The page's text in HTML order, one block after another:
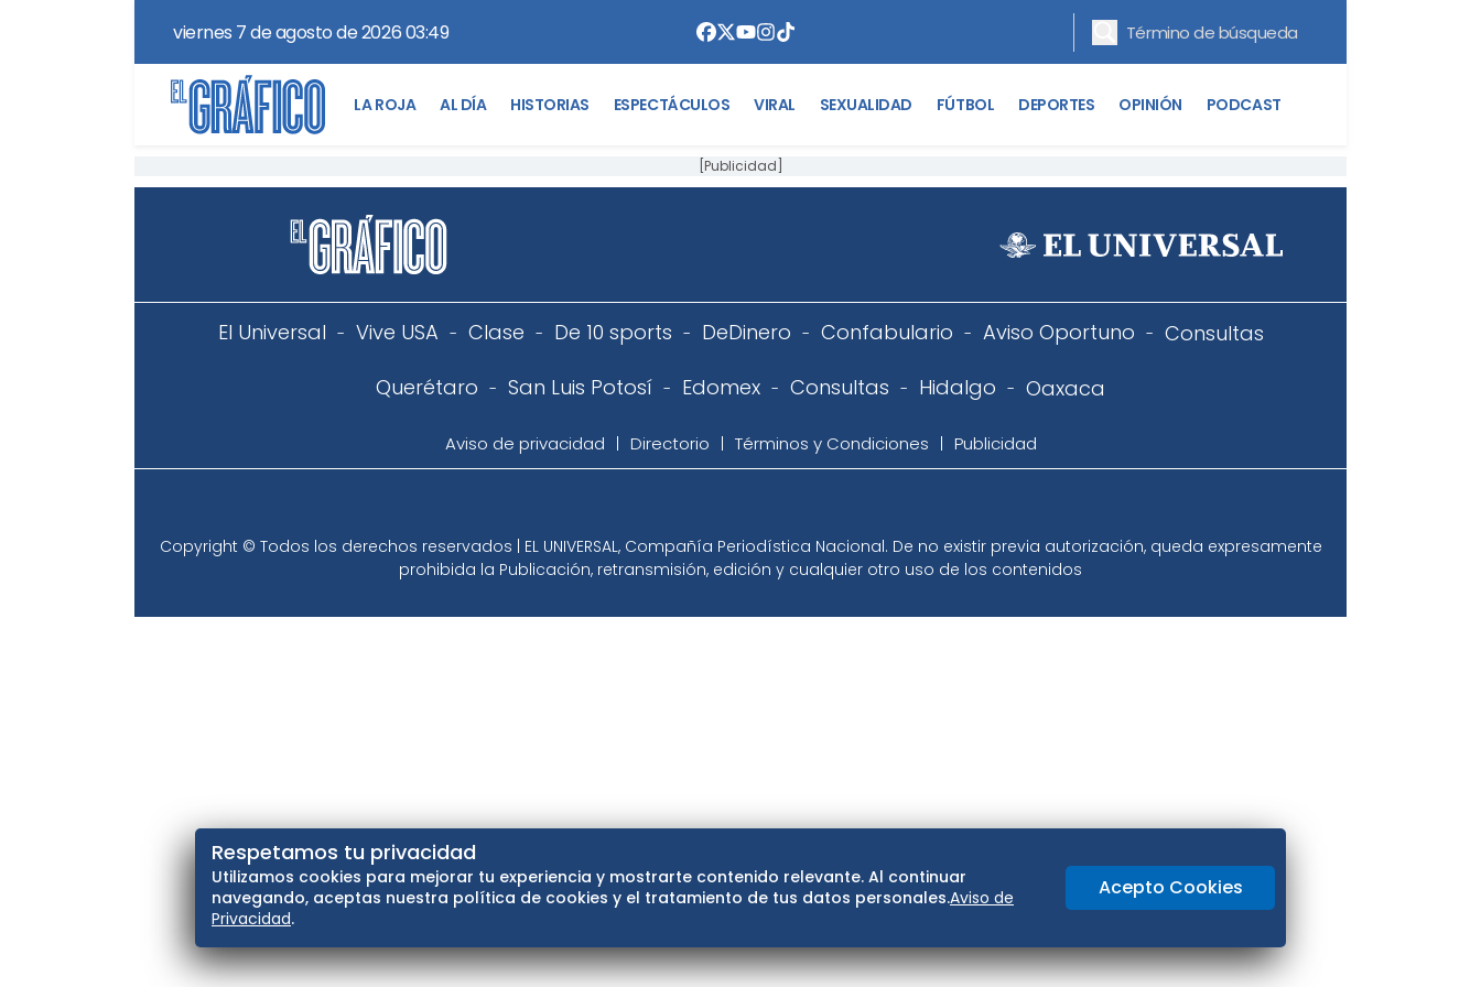
viernes 7 de agosto de 2026 03:49
LA ROJA AL DÍA HISTORIAS ESPECTÁCULOS VIRAL SEXUALIDAD FÚTBOL DEPORTES OPINIÓN PODCAST
[Publicidad]
El Universal Vive USA Clase De 10 sports DeDinero Confabulario Aviso Oportuno
Consultas
Querétaro
San Luis Potosí Edomex Consultas Hidalgo Oaxaca
Aviso de privacidad Directorio Términos y Condiciones Publicidad
Copyright © Todos los derechos reservados | EL UNIVERSAL, Compañía Periodística Nacional. De no existir previa autorización, queda expresamente
prohibida la Publicación, retransmisión, edición y cualquier otro uso de los contenidos
Respetamos tu privacidad
Utilizamos cookies para mejorar tu experiencia y mostrarte contenido relevante. Al continuar
navegando, aceptas nuestra política de cookies y el tratamiento de tus datos personales.Aviso de
Privacidad.
Acepto Cookies